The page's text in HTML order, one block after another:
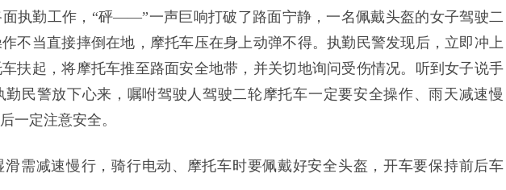
执勤工作，“砰——”一声巨响打破了路面宁静，一名佩戴头盔的女子驾驶二
不当直接摔倒在地，摩托车压在身上动弹不得。执勤民警发现后，立即冲上
扶起，将摩托车推至路面安全地带，并关切地询问受伤情况。听到女子说手
民警放下心来，嘱咐驾驶人驾驶二轮摩托车一定要安全操作、雨天减速慢
一定注意安全。
需减速慢行，骑行电动、摩托车时要佩戴好安全头盔，开车要保持前后车